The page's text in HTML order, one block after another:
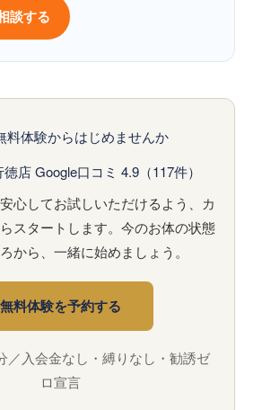
談する
料体験からはじめませんか
Google口コミ 4.9（117件）
心してお試しいただけるよう、カ
スタートします。今のお体の状態
から、一緒に始めましょう。
無料体験を予約する
／入会金なし・縛りなし・勧誘ゼ
ロ宣言